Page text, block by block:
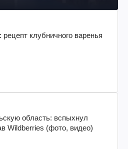
клубничного варенья
область: вспыхнул
Wildberries (фото, видео)